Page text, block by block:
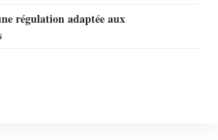
régulation adaptée aux